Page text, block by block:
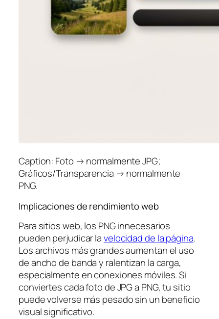
Caption: Foto → normalmente JPG;
Gráficos/Transparencia → normalmente
PNG.
Implicaciones de rendimiento web
Para sitios web, los PNG innecesarios
pueden perjudicar lavelocidad de la página.
Los archivos más grandes aumentan el uso
de ancho de banda y ralentizan la carga,
especialmente en conexiones móviles. Si
conviertes cada foto de JPG a PNG, tu sitio
puede volverse más pesado sin un beneficio
visual significativo.